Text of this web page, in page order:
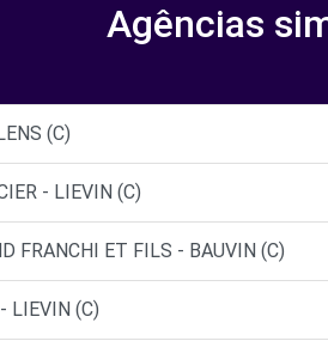
Agências
(C)
- LIEVIN (C)
FRANCHI ET FILS - BAUVIN (C)
LIEVIN (C)